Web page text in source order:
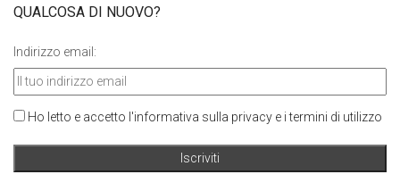
QUALCOSA DI NUOVO?
Indirizzo email:
Ho letto e accetto l'informativa sulla privacy e i termini di utilizzo